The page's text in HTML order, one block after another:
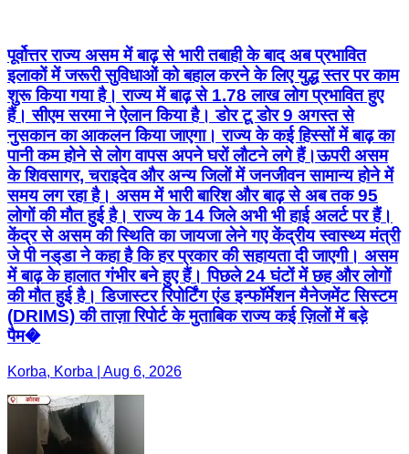
पूर्वोत्तर राज्य असम में बाढ़ से भारी तबाही के बाद अब प्रभावित
इलाकों में जरूरी सुविधाओं को बहाल करने के लिए युद्ध स्तर पर काम
शुरू किया गया है। राज्य में बाढ़ से 1.78 लाख लोग प्रभावित हुए
हैं। सीएम सरमा ने ऐलान किया है। डोर टू डोर 9 अगस्त से
नुसकान का आकलन किया जाएगा। राज्य के कई हिस्सों में बाढ़ का
पानी कम होने से लोग वापस अपने घरों लौटने लगे हैं।ऊपरी असम
के शिवसागर, चराइदेव और अन्य जिलों में जनजीवन सामान्य होने में
समय लग रहा है। असम में भारी बारिश और बाढ़ से अब तक 95
लोगों की मौत हुई है। राज्य के 14 जिले अभी भी हाई अलर्ट पर हैं।
केंद्र से असम की स्थिति का जायजा लेने गए केंद्रीय स्वास्थ्य मंत्री
जे पी नड्‌डा ने कहा है कि हर प्रकार की सहायता दी जाएगी। असम
में बाढ़ के हालात गंभीर बने हुए हैं। पिछले 24 घंटों में छह और लोगों
की मौत हुई है। डिजास्टर रिपोर्टिंग एंड इन्फॉर्मेशन मैनेजमेंट सिस्टम
(DRIMS) की ताज़ा रिपोर्ट के मुताबिक राज्य कई ज़िलों में बड़े
पैम�
Korba, Korba | Aug 6, 2026